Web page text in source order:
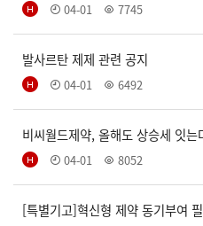
04-01 7745
발사르탄 제제 관련 공지
04-01 6492
비씨월드제약, 올해도 상승세 잇는
04-01 8052
[특별기고]혁신형 제약 동기부여